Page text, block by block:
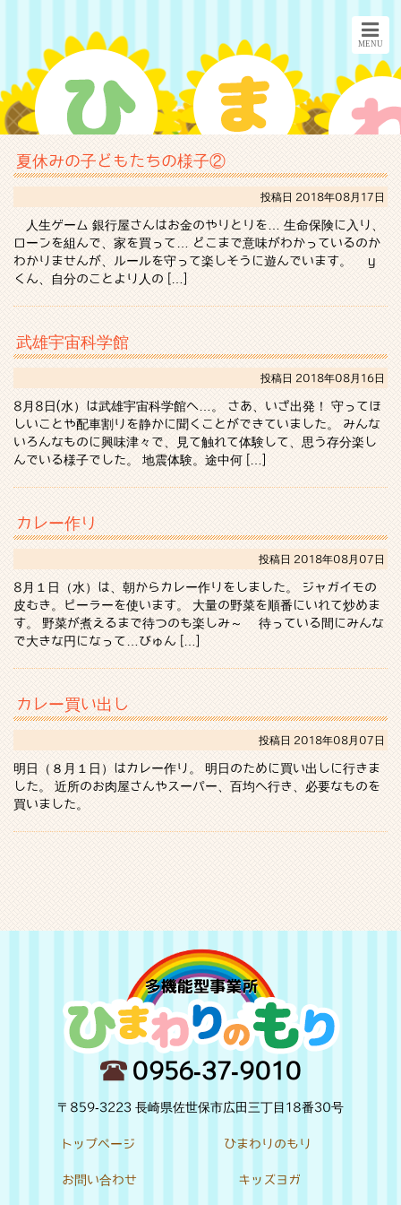
夏休みの子どもたちの様子②
投稿日 2018年08月17日
人生ゲーム 銀行屋さんはお金のやりとりを… 生命保険に入り、
ローンを組んで、家を買って… どこまで意味がわかっているのか
わかりませんが、ルールを守って楽しそうに遊んでいます。 y
くん、自分のことより人の […]
武雄宇宙科学館
投稿日 2018年08月16日
8月8日(水）は武雄宇宙科学館へ…。 さあ、いざ出発！ 守ってほ
しいことや配車割りを静かに聞くことができていました。 みんな
いろんなものに興味津々で、見て触れて体験して、思う存分楽し
んでいる様子でした。 地震体験。途中何 […]
カレー作り
投稿日 2018年08月07日
8月１日（水）は、朝からカレー作りをしました。 ジャガイモの
皮むき。ピーラーを使います。 大量の野菜を順番にいれて炒めま
す。 野菜が煮えるまで待つのも楽しみ～ 待っている間にみんな
で大きな円になって…びゅん […]
カレー買い出し
投稿日 2018年08月07日
明日（８月１日）はカレー作り。 明日のために買い出しに行きま
した。 近所のお肉屋さんやスーパー、百均へ行き、必要なものを
買いました。
0956-37-9010
〒859-3223 長崎県佐世保市広田三丁目18番30号
トップページ ひまわりのもり
お問い合わせ キッズヨガ